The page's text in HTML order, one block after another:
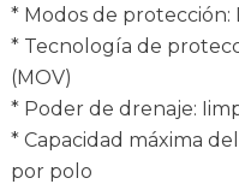
* Modos de protección:
* Tecnología de
(MOV)
* Poder de drenaje:
* Capacidad máxima
por polo